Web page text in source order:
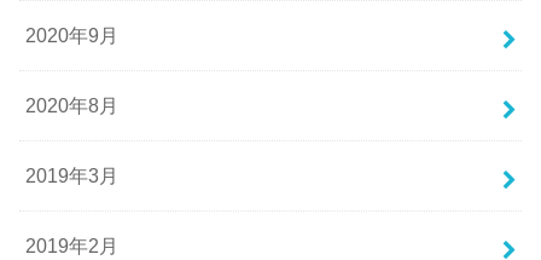
2020年9月
2020年8月
2019年3月
2019年2月